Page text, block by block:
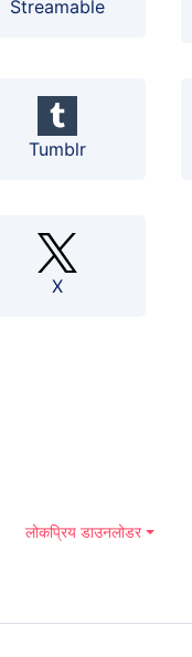
Streamable
Tumblr
X
लोकप्रिय डाउनलोडर